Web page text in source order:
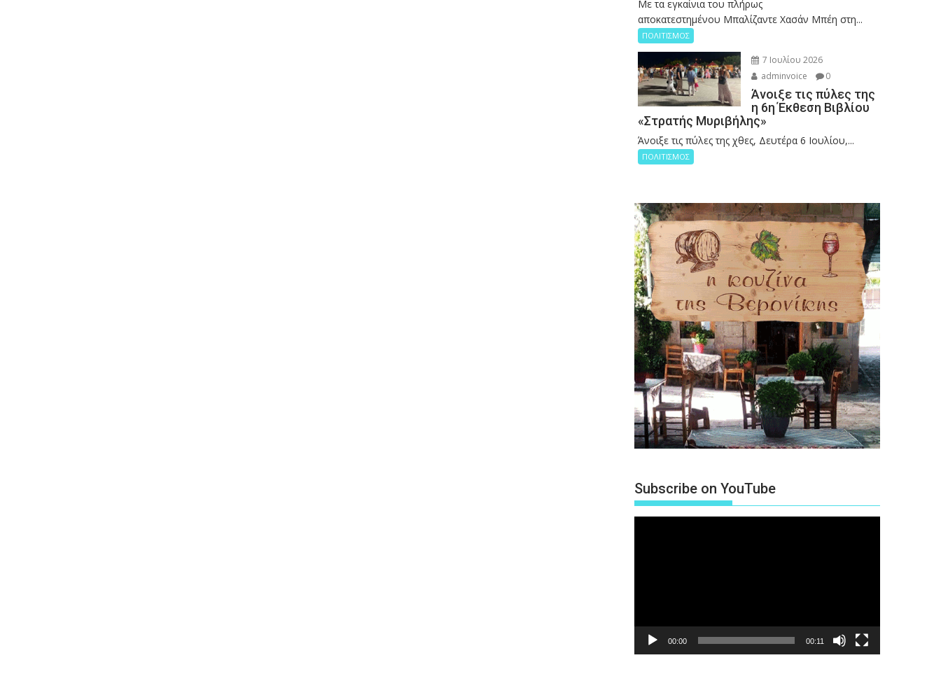
Με τα εγκαίνια του πλήρως
αποκατεστημένου Μπαλίζαντε Χασάν Μπέη στη...
ΠΟΛΙΤΙΣΜΟΣ
7 Ιουλίου 2026
adminvoice
0
Άνοιξε τις πύλες της
η 6η Έκθεση Βιβλίου
«Στρατής Μυριβήλης»
Άνοιξε τις πύλες της χθες, Δευτέρα 6 Ιουλίου,...
ΠΟΛΙΤΙΣΜΟΣ
Subscribe on YouTube
00:00 00:11